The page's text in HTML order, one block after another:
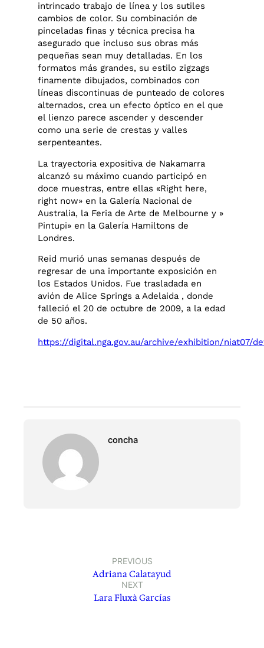
intrincado trabajo de línea y los sutiles
cambios de color. Su combinación de
pinceladas finas y técnica precisa ha
asegurado que incluso sus obras más
pequeñas sean muy detalladas. En los
formatos más grandes, su estilo zigzags
finamente dibujados, combinados con
líneas discontinuas de punteado de colores
alternados, crea un efecto óptico en el que
el lienzo parece ascender y descender
como una serie de crestas y valles
serpenteantes.
La trayectoria expositiva de Nakamarra
alcanzó su máximo cuando participó en
doce muestras, entre ellas «Right here,
right now» en la Galería Nacional de
Australia, la Feria de Arte de Melbourne y »
Pintupi» en la Galería Hamiltons de
Londres.
Reid murió unas semanas después de
regresar de una importante exposición en
los Estados Unidos. Fue trasladada en
avión de Alice Springs a Adelaida , donde
falleció el 20 de octubre de 2009, a la edad
de 50 años.
https://digital.nga.gov.au/archive/exhibition/niat07/
concha
PREVIOUS
Adriana Calatayud
NEXT
Lara Fluxà Garcías